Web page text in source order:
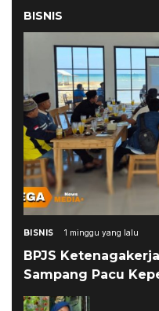
BISNIS
BISNIS 1 minggu yang lalu
BPJS
Sampang Pacu